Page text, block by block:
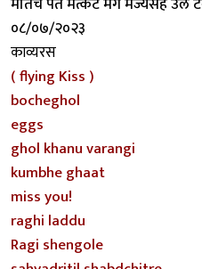
०८/०७/२०२३
काव्यरस
( flying Kiss )
bocheghol
eggs
ghol khanu varangi
kumbhe ghaat
miss you!
raghi laddu
Ragi shengole